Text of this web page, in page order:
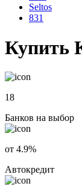
Seltos
831
Купить
18
Банков на выбор
от 4.9%
Автокредит